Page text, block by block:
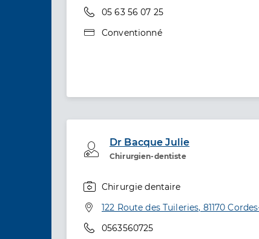
Téléphone
05 63 56 07 25
Type de convention
Conventionné
Dr Bacque Julie
Chirurgien-dentiste
Professionel de santé
Chirurgie dentaire
Adresse
122 Route des Tuileries, 81170
Téléphone
0563560725